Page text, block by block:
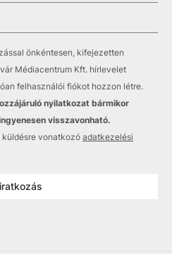
önkéntesen, kifejezetten
Médiacentrum Kft. hírlevelet
felhasználói fiókot hozzon létre.
nyilatkozat bármikor
visszavonható.
vonatkozó adatkezelési